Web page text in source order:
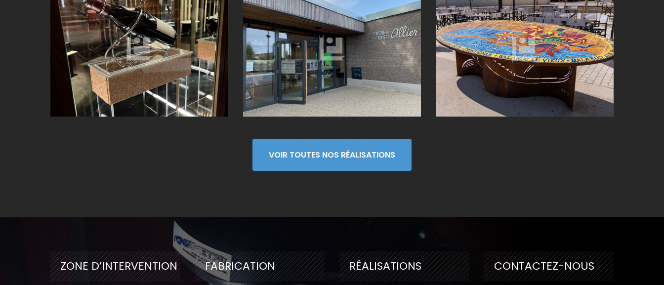
LA CITÉ DES VINS À BEAUNE (21) MAISON DE LA RIVIÈRE ALLIER (03) TABLE DE DÉSORIENTATION EN ACIER CORTEN –
FRONTIGNAN (34)
VOIR TOUTES NOS RÉALISATIONS
ZONE D’INTERVENTION FABRICATION RÉALISATIONS CONTACTEZ-NOUS